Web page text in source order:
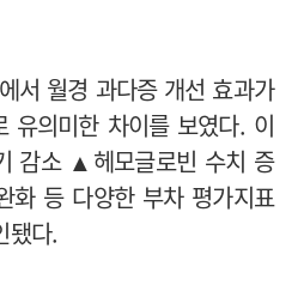
서 월경 과다증 개선 효과가
유의미한 차이를 보였다. 이
감소 ▲헤모글로빈 수치 증
등 다양한 부차 평가지표
됐다.